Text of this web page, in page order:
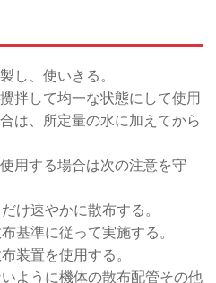
し、使いきる。
拌して均一な状態にして使用
は、所定量の水に加えてから
用する場合は次の注意を守
け速やかに散布する。
基準に従って実施する。
装置を使用する。
ように機体の散布配管その他